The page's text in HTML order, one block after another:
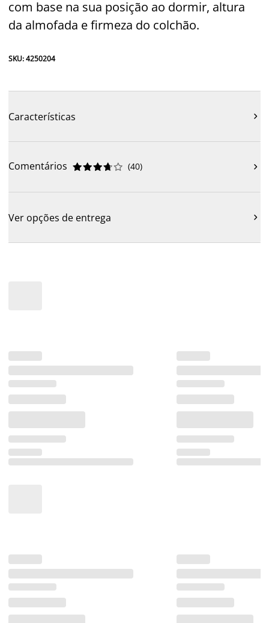
com base na sua posição ao dormir, altura
da almofada e firmeza do colchão.
SKU: 4250204
Características 
Comentários 




 (40) 
Ver opções de entrega 